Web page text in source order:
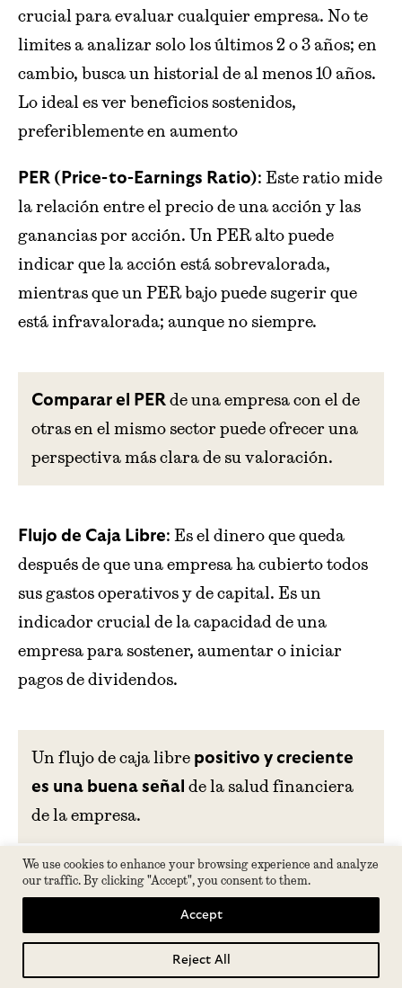
We use cookies to enhance your browsing experience and analyze
our traffic. By clicking "Accept", you consent to them.
Reject All
Accept
crucial para evaluar cualquier empresa. No te
limites a analizar solo los últimos 2 o 3 años; en
cambio, busca un historial de al menos 10 años.
Lo ideal es ver beneficios sostenidos,
preferiblemente en aumento
PER (Price-to-Earnings Ratio): Este ratio mide
la relación entre el precio de una acción y las
ganancias por acción. Un PER alto puede
indicar que la acción está sobrevalorada,
mientras que un PER bajo puede sugerir que
está infravalorada; aunque no siempre.
Comparar el PER de una empresa con el de
otras en el mismo sector puede ofrecer una
perspectiva más clara de su valoración.
Flujo de Caja Libre: Es el dinero que queda
después de que una empresa ha cubierto todos
sus gastos operativos y de capital. Es un
indicador crucial de la capacidad de una
empresa para sostener, aumentar o iniciar
pagos de dividendos.
Un flujo de caja libre positivo y creciente
es una buena señal de la salud financiera
de la empresa.
Aplica el sentido común
El sentido comúnes esencial en la inversión
. Nunca inviertas en algo que no